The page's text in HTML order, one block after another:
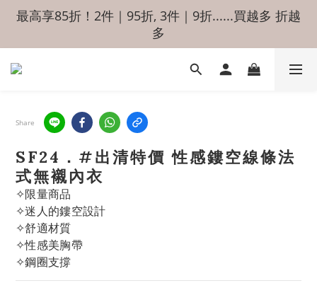
最高享85折！2件｜95折, 3件｜9折......買越多 折越
多
Share
SF24．#出清特價 性感鏤空線條法
式無襯內衣
✧限量商品
✧迷人的鏤空設計
✧舒適材質
✧性感美胸帶
✧鋼圈支撐